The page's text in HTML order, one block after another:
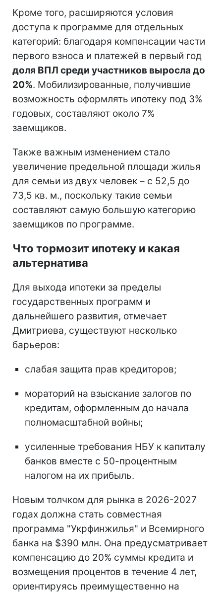
Кроме того, расширяются условия
доступа к программе для отдельных
категорий: благодаря компенсации части
первого взноса и платежей в первый год
доля ВПЛ среди участников выросла до
20%. Мобилизированные, получившие
возможность оформлять ипотеку под 3%
годовых, составляют около 7%
заемщиков.
Также важным изменением стало
увеличение предельной площади жилья
для семьи из двух человек – с 52,5 до
73,5 кв. м., поскольку такие семьи
составляют самую большую категорию
заемщиков по программе.
Что тормозит ипотеку и какая
альтернатива
Для выхода ипотеки за пределы
государственных программ и
дальнейшего развития, отмечает
Дмитриева, существуют несколько
барьеров:
слабая защита прав кредиторов;
мораторий на взыскание залогов по
кредитам, оформленным до начала
полномасштабной войны;
усиленные требования НБУ к капиталу
банков вместе с 50-процентным
налогом на их прибыль.
Новым толчком для рынка в 2026-2027
годах должна стать совместная
программа "Укрфинжилья" и Всемирного
банка на $390 млн. Она предусматривает
компенсацию до 20% суммы кредита и
возмещения процентов в течение 4 лет,
ориентируясь преимущественно на